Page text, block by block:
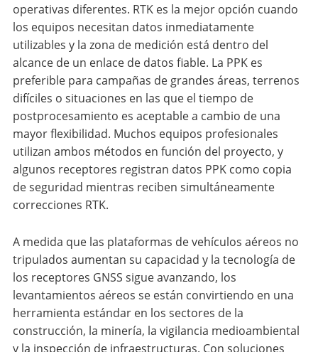
operativas diferentes. RTK es la mejor opción cuando
los equipos necesitan datos inmediatamente
utilizables y la zona de medición está dentro del
alcance de un enlace de datos fiable. La PPK es
preferible para campañas de grandes áreas, terrenos
difíciles o situaciones en las que el tiempo de
postprocesamiento es aceptable a cambio de una
mayor flexibilidad. Muchos equipos profesionales
utilizan ambos métodos en función del proyecto, y
algunos receptores registran datos PPK como copia
de seguridad mientras reciben simultáneamente
correcciones RTK.
A medida que las plataformas de vehículos aéreos no
tripulados aumentan su capacidad y la tecnología de
los receptores GNSS sigue avanzando, los
levantamientos aéreos se están convirtiendo en una
herramienta estándar en los sectores de la
construcción, la minería, la vigilancia medioambiental
y la inspección de infraestructuras. Con soluciones